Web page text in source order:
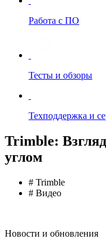
Работа с ПО
Тесты и обзоры
Техподдержка и
Trimble:
углом
# Trimble
# Видео
Новости и обновления